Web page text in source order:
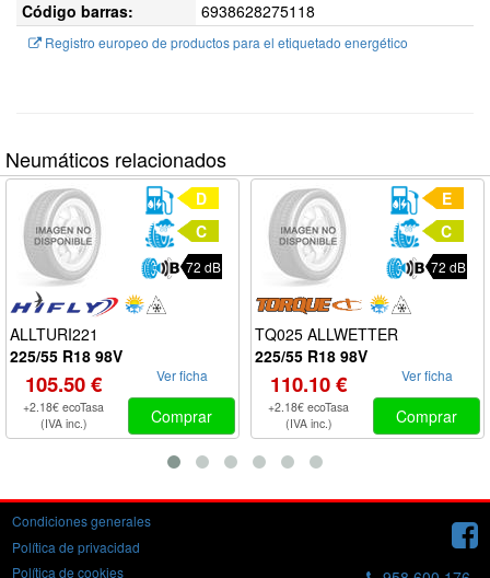
Código barras:
6938628275118
Registro europeo de productos para el etiquetado energético
Neumáticos relacionados
D
C
72 dB
ALLTURI221
225/55 R18 98V
105.50 €
+2.18€ ecoTasa
(IVA inc.)
Ver ficha
Comprar
E
C
72 dB
TQ025 ALLWETTER
225/55 R18 98V
110.10 €
+2.18€ ecoTasa
(IVA inc.)
Ver ficha
Comprar
Condiciones generales
Política de privacidad
Política de cookies